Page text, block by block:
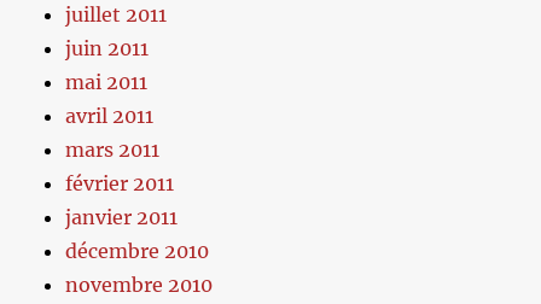
juillet 2011
juin 2011
mai 2011
avril 2011
mars 2011
février 2011
janvier 2011
décembre 2010
novembre 2010